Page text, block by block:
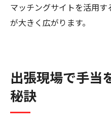
マッチングサイトを活用
が大きく広がります。
出張現場で手当
秘訣